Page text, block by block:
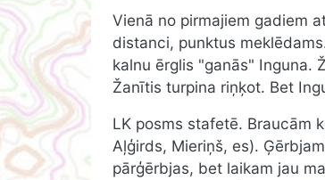
Vienā no pirmajiem gadiem
distanci, punktus
kalnu ērglis "ganās" Inguna.
Žanītis turpina riņķot. Bet
LK posms stafetē. Braucām
Aļģirds, Mieriņš, es).
pārģērbjas, bet laikam jau